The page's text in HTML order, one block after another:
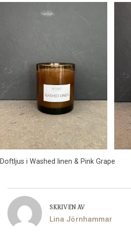
Doftljus i Washed linen & Pink Grape
SKRIVEN AV
Lina Jörnhammar